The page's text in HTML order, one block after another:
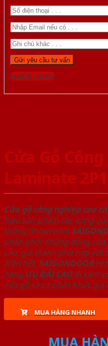
Gọi 0976.169.864
Cửa Gỗ
Laminate
Cửa gỗ công nghiệp cao
hiệu sản phẩm các dòng
thống Showroom
phân phối những dòng
cao, giá thành phù hợp với
Trên hết, SAIGONDOOR
hàng ƯU ĐÃI CAOđi kèm
cửa gỗ và cả phân khúc giá
MUA HÀNG NHANH
MUA